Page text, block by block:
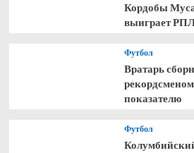
Кордобы
выиграет
Футбол
Вратарь
показателю
Футбол